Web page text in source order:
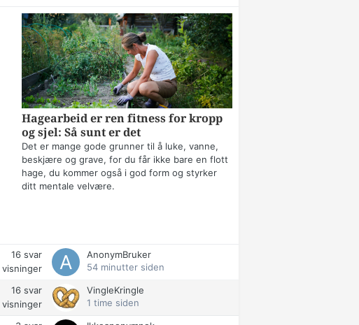
Hagearbeid er ren fitness for kropp
og sjel: Så sunt er det
Det er mange gode grunner til å luke, vanne,
beskjære og grave, for du får ikke bare en flott
hage, du kommer også i god form og styrker
ditt mentale velvære.
16 svar
visninger
AnonymBruker
54 minutter siden
16 svar
visninger
VingleKringle
1 time siden